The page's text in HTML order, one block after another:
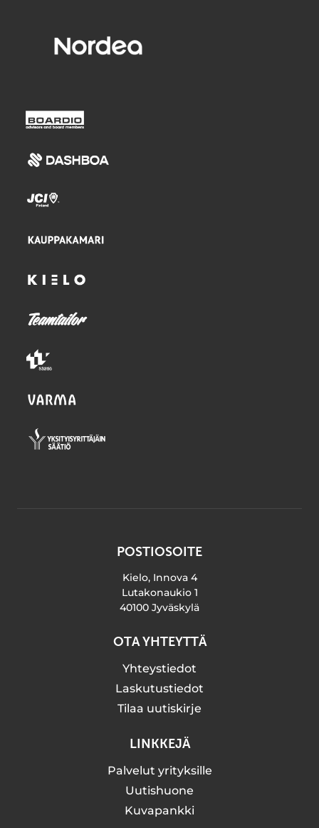
POSTIOSOITE
Kielo, Innova 4
Lutakonaukio 1
40100 Jyväskylä
OTA YHTEYTTÄ
Yhteystiedot
Laskutustiedot
Tilaa uutiskirje
LINKKEJÄ
Palvelut yrityksille
Uutishuone
Kuvapankki